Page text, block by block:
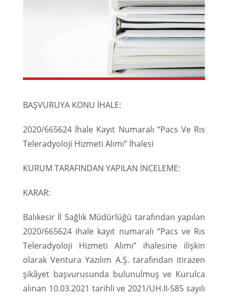
BAŞVURUYA KONU İHALE:
2020/665624 İhale Kayıt Numaralı “Pacs Ve Rıs
Teleradyoloji Hizmeti Alımı” İhalesi
KURUM TARAFINDAN YAPILAN İNCELEME:
KARAR:
Balıkesir İl Sağlık Müdürlüğü tarafından yapılan
2020/665624 ihale kayıt numaralı “Pacs ve Rıs
Teleradyoloji Hizmeti Alımı” ihalesine ilişkin
olarak Ventura Yazılım A.Ş. tarafından itirazen
şikâyet başvurusunda bulunulmuş ve Kurulca
alınan 10.03.2021 tarihli ve 2021/UH.II-585 sayılı